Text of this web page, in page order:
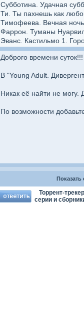
Субботина. Удачная
Ти. Ты пахнешь как
Тимофеева. Вечная
Фаррон. Туманы
Эванс. Кастильмо 1.
Доброго времени суток!!!
В "Young Adult.
Никак её найти не могу.
По возможности
Торрент-
серии и